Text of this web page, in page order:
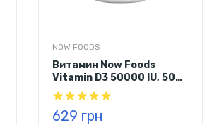
NOW FOODS
Витамин Now Foods
Vitamin D3 50000 IU, 50
софтгелей
629 грн